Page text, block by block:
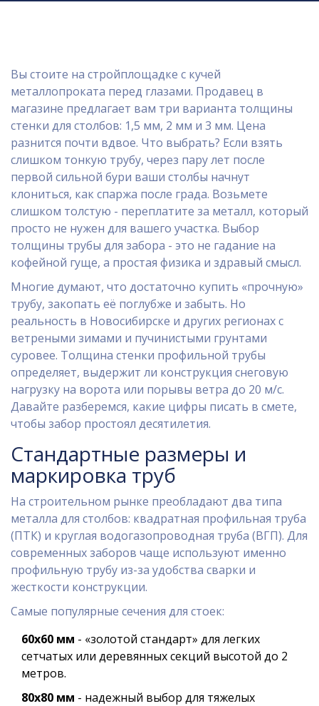
Вы стоите на стройплощадке с кучей
металлопроката перед глазами. Продавец в
магазине предлагает вам три варианта толщины
стенки для столбов: 1,5 мм, 2 мм и 3 мм. Цена
разнится почти вдвое. Что выбрать? Если взять
слишком тонкую трубу, через пару лет после
первой сильной бури ваши столбы начнут
клониться, как спаржа после града. Возьмете
слишком толстую - переплатите за металл, который
просто не нужен для вашего участка. Выбор
толщины трубы для забора - это не гадание на
кофейной гуще, а простая физика и здравый смысл.
Многие думают, что достаточно купить «прочную»
трубу, закопать её поглубже и забыть. Но
реальность в Новосибирске и других регионах с
ветреными зимами и пучинистыми грунтами
суровее. Толщина стенки профильной трубы
определяет, выдержит ли конструкция снеговую
нагрузку на ворота или порывы ветра до 20 м/с.
Давайте разберемся, какие цифры писать в смете,
чтобы забор простоял десятилетия.
Стандартные размеры и
маркировка труб
На строительном рынке преобладают два типа
металла для столбов: квадратная профильная труба
(ПТК) и круглая водогазопроводная труба (ВГП). Для
современных заборов чаще используют именно
профильную трубу из-за удобства сварки и
жесткости конструкции.
Самые популярные сечения для стоек:
60х60 мм - «золотой стандарт» для легких
сетчатых или деревянных секций высотой до 2
метров.
80х80 мм - надежный выбор для тяжелых